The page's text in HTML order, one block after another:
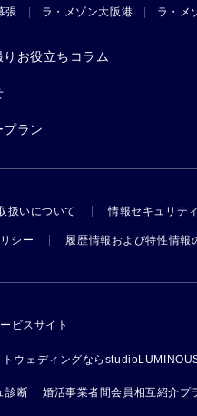
張 ラ・メゾン大阪港 ラ・メ
お役立ちコラム
ラン
扱いについて 情報セキュリテ
シー 履歴情報および特性情報
ビスサイト
トウェディングなら
診断 婚活事業者間会員相互紹介